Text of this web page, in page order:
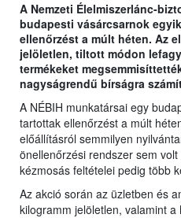
A Nemzeti Élelmiszerlánc-
budapesti vásárcsarnok
ellenőrzést a múlt héten. Az
jelöletlen, tiltott módon
termékeket
nagyságrendű bírságra
A NÉBIH munkatársai egy
tartottak ellenőrzést a múlt
előállításról semmilyen
önellenőrzési rendszer sem
kézmosás feltételei pedig több
Az akció során az üzletben és
kilogramm jelöletlen, valamint